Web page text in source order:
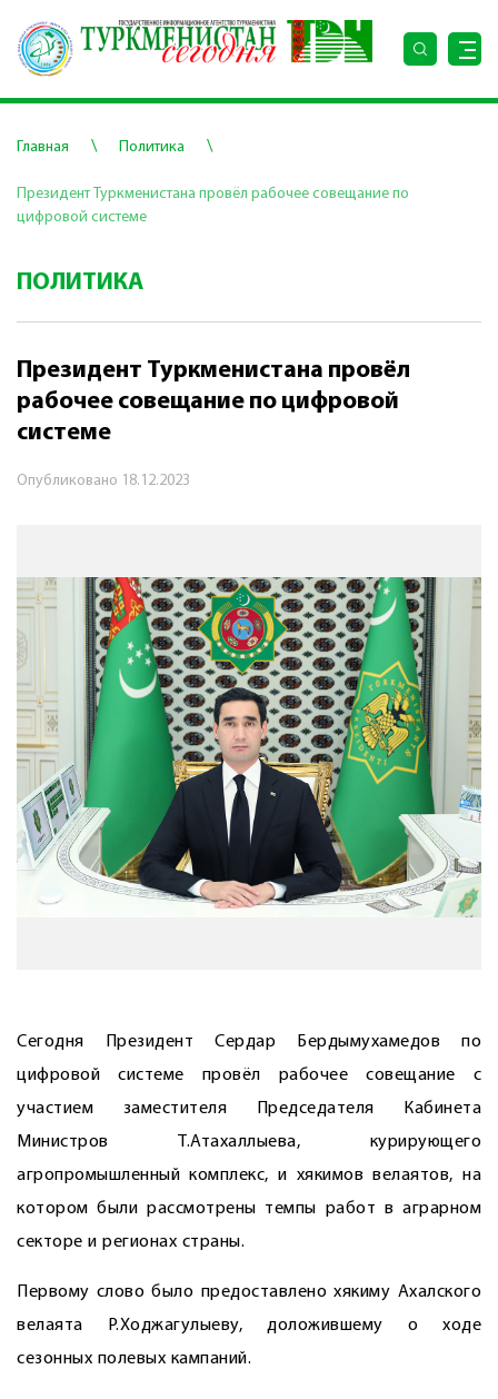
Главная \ Политика \
Президент Туркменистана провёл рабочее совещание по
цифровой системе
ПОЛИТИКА
Президент Туркменистана провёл
рабочее совещание по цифровой
системе
Опубликовано 18.12.2023
Сегодня Президент Сердар Бердымухамедов по
цифровой системе провёл рабочее совещание с
участием заместителя Председателя Кабинета
Министров Т.Атахаллыева, курирующего
агропромышленный комплекс, и хякимов велаятов, на
котором были рассмотрены темпы работ в аграрном
секторе и регионах страны.
Первому слово было предоставлено хякиму Ахалского
велаята Р.Ходжагулыеву, доложившему о ходе
сезонных полевых кампаний.